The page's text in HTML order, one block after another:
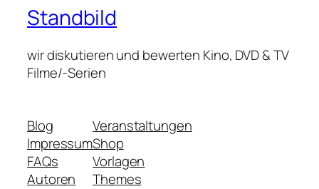
Standbild
wir diskutieren und bewerten Kino, DVD & TV
Filme/-Serien
Blog
Impressum
FAQs
Autoren
Veranstaltungen
Shop
Vorlagen
Themes